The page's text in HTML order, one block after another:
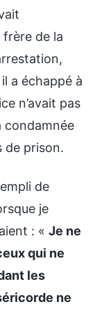
de la
a échappé à
n’avait pas
condamnée
de prison.
de
je
: « Je ne
qui ne
les
ne